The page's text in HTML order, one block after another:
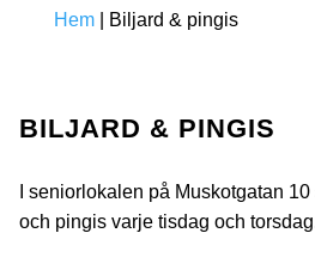
Hem Biljard & pingis
BILJARD & PINGIS
I seniorlokalen på Muskotgatan
och pingis varje tisdag och